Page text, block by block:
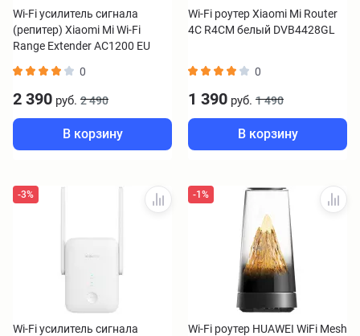
Wi-Fi усилитель сигнала
(репитер) Xiaomi Mi Wi-Fi
Range Extender AC1200 EU
0
2 390 руб. 2 490
В корзину
Wi-Fi роутер Xiaomi Mi Router
4C R4CM белый DVB4428GL
0
1 390 руб. 1 490
В корзину
-3%
Wi-Fi усилитель сигнала
-1%
Wi-Fi роутер HUAWEI WiFi Mesh